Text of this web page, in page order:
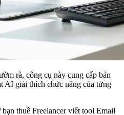
rà, công cụ này cung cấp bản
AI giải thích chức năng của từng
bạn thuê Freelancer viết tool Email